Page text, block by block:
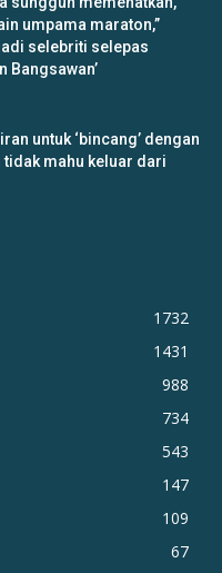
umpama maraton,”
selebriti selepas
Bangsawan’
untuk ‘bincang’ dengan
tidak mahu keluar dari
1732
1431
988
734
543
147
109
67